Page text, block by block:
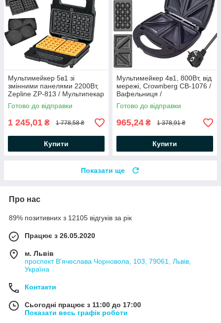
Мультимейкер 5в1 зі
змінними панелями 2200Вт,
Zepline ZP-813 / Мультипекар
/ Електрична вафельниця
Готово до відправки
1 245,01 ₴ 1 778,58 ₴
Купити
Мультимейкер 4в1, 800Вт, від
мережі, Crownberg CB-1076 /
Вафельниця /
Бутербродниця /
Електрогриль / Сендвічниця
Готово до відправки
965,24 ₴ 1 378,91 ₴
Купити
Показати ще
Про нас
89% позитивних з 12105 відгуків за рік
Працює з 26.05.2020
м. Львів
проспект В'ячеслава Чорновола, 103, 79061, Львів,
Україна
Контакти
Сьогодні працює з 11:00 до 17:00
Показати весь графік роботи